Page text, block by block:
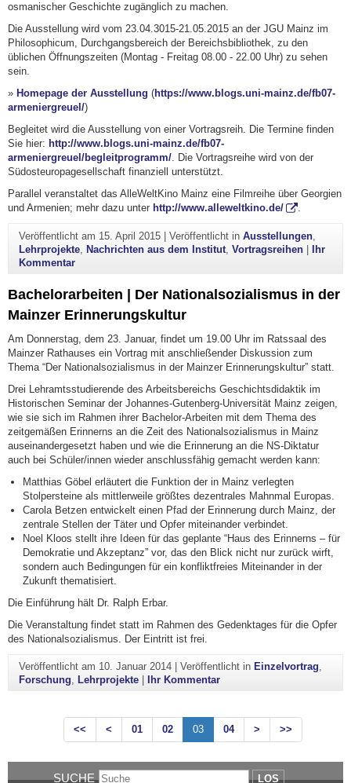
osmanischer Geschichte zugänglich zu machen.
Die Ausstellung wird vom 23.04.3015-21.05.2015 an der JGU Mainz im
Philosophicum, Durchgangsbereich der Bereichsbibliothek, zu den
üblichen Öffnungszeiten (Montag - Freitag 08.00 - 22.00 Uhr) zu sehen
sein.
» Homepage der Ausstellung (https://www.blogs.uni-mainz.de/fb07-
armeniergreuel/)
Begleitet wird die Ausstellung von einer Vortragsreih. Die Termine finden
Sie hier: http://www.blogs.uni-mainz.de/fb07-
armeniergreuel/begleitprogramm/. Die Vortragsreihe wird von der
Südosteuropagesellschaft finanziell unterstützt.
Parallel veranstaltet das AlleWeltKino Mainz eine Filmreihe über Georgien
und Armenien; mehr dazu unter http://www.alleweltkino.de/ .
Veröffentlicht am 15. April 2015| Veröffentlicht in Ausstellungen,
Lehrprojekte, Nachrichten aus dem Institut, Vortragsreihen| Ihr
Kommentarzu Ausstellung zur deutsch-osmanischen
Bachelorarbeiten | Der Nationalsozialismus in der
Mainzer Erinnerungskultur
Am Donnerstag, dem 23. Januar, findet um 19.00 Uhr im Ratssaal des
Mainzer Rathauses ein Vortrag mit anschließender Diskussion zum
Thema “Der Nationalsozialismus in der Mainzer Erinnerungskultur” statt.
Drei Lehramtsstudierende des Arbeitsbereichs Geschichtsdidaktik im
Historischen Seminar der Johannes-Gutenberg-Universität Mainz zeigen,
wie sie sich im Rahmen ihrer Bachelor-Arbeiten mit dem Thema des
zeitgemäßen Erinnerns an die Zeit des Nationalsozialismus in Mainz
auseinandergesetzt haben und wie die Erinnerung an die NS-Diktatur
auch bei Schüler/innen wieder anschlussfähig gemacht werden kann:
Matthias Göbel erläutert die Funktion der in Mainz verlegten
Stolpersteine als mittlerweile größtes dezentrales Mahnmal Europas.
Carola Betzen entwickelt einen Pfad der Erinnerung durch Mainz, der
zentrale Stellen der Täter und Opfer miteinander verbindet.
Noel Kloos stellt ihre Ideen für das geplante “Haus des Erinnerns – für
Demokratie und Akzeptanz” vor, das den Blick nicht nur zurück wirft,
sondern auch Bedingungen für ein konfliktfreies Miteinander in der
Zukunft thematisiert.
Die Einführung hält Dr. Ralph Erbar.
Die Veranstaltung findet statt im Rahmen des Gedenktages für die Opfer
des Nationalsozialismus. Der Eintritt ist frei.
Veröffentlicht am 10. Januar 2014| Veröffentlicht in Einzelvortrag,
Forschung, Lehrprojekte| Ihr Kommentarzu Bachelorarbeiten | Der
<< < 01 02 03 04 > >>
SUCHE LOS